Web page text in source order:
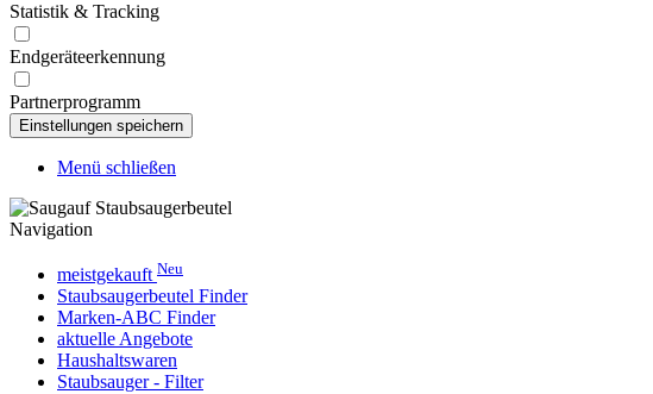
Statistik & Tracking
Endgeräteerkennung
Partnerprogramm
Menü schließen
Navigation
meistgekauft Neu
Staubsaugerbeutel Finder
Marken-ABC Finder
aktuelle Angebote
Haushaltswaren
Staubsauger - Filter